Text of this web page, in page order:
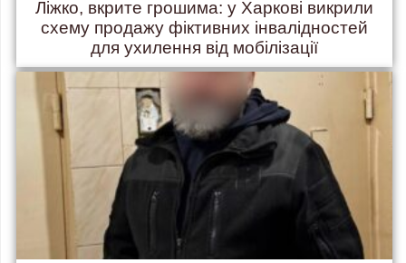
Ліжко, вкрите грошима: у Харкові викрили
схему продажу фіктивних інвалідностей
для ухилення від мобілізації